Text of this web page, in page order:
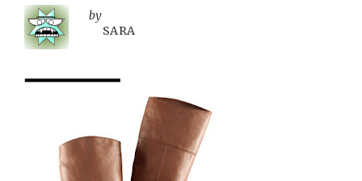
by
SARA